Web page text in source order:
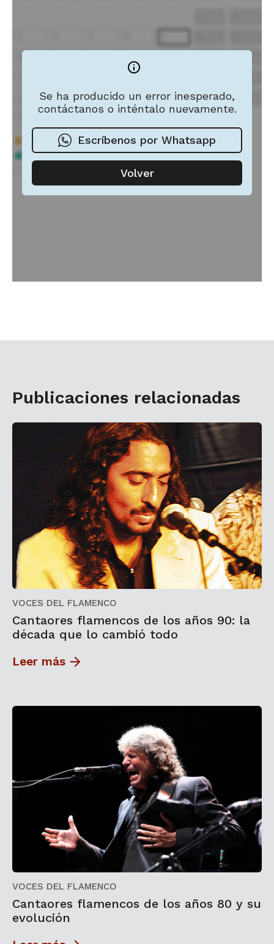
Publicaciones relacionadas
VOCES DEL FLAMENCO
Cantaores flamencos de los años 90: la
década que lo cambió todo
Leer más
VOCES DEL FLAMENCO
Cantaores flamencos de los años 80 y su
evolución